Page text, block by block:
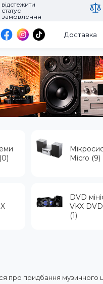
відстежити
статус
замовлення
Доставка
Micro (9)
DVD
VKX
(1)
придбання музичного